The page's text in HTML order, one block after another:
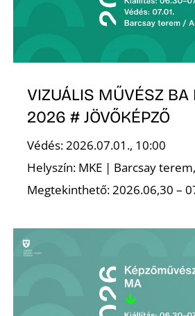
VIZUÁLIS MŰVÉSZ BA
2026 # JÖVŐKÉPZŐ
Védés: 2026.07.01., 10:00
Helyszín: MKE | Barcsay
Megtekinthető: 2026.06,30 –